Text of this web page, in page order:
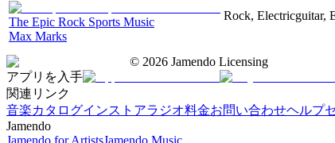
The Epic Rock Sports Music
Max Marks
Rock, Electricguitar,
© 2026 Jamendo Licensing
アプリを入手
関連リンク
音楽カタログインストアラジオ料金お問い合わせヘルプ
Jamendo
Jamendo for ArtistsJamendo Music